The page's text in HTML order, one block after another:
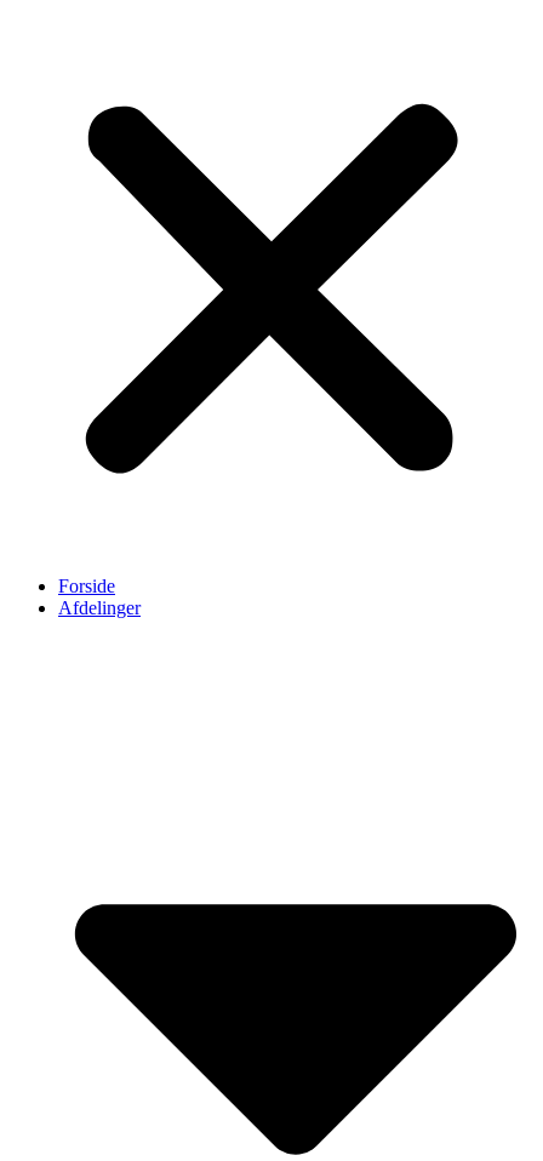
Forside
Afdelinger